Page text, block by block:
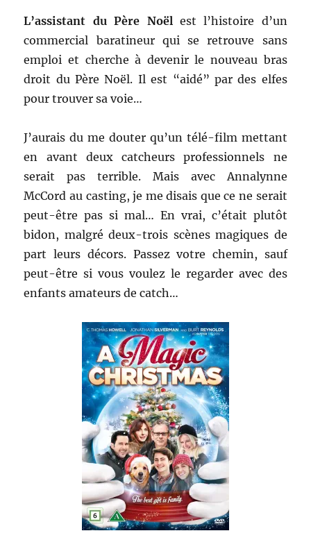
L’assistant du Père Noël est l’histoire d’un
commercial baratineur qui se retrouve sans
emploi et cherche à devenir le nouveau bras
droit du Père Noël. Il est “aidé” par des elfes
pour trouver sa voie…
J’aurais du me douter qu’un télé-film mettant
en avant deux catcheurs professionnels ne
serait pas terrible. Mais avec Annalynne
McCord au casting, je me disais que ce ne serait
peut-être pas si mal… En vrai, c’était plutôt
bidon, malgré deux-trois scènes magiques de
part leurs décors. Passez votre chemin, sauf
peut-être si vous voulez le regarder avec des
enfants amateurs de catch…